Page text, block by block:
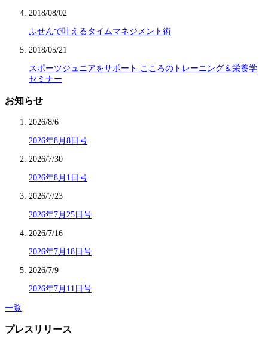
2018/08/02
ふせんで叶えるタイムマネジメント術
2018/05/21
スポーツジュニアをサポート こころのトレーニング＆栄養学
セミナー
お知らせ
2026/8/6
2026年8月8日号
2026/7/30
2026年8月1日号
2026/7/23
2026年7月25日号
2026/7/16
2026年7月18日号
2026/7/9
2026年7月11日号
一覧
プレスリリース